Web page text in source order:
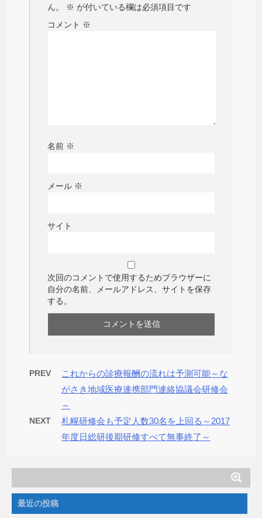
ん。
※ が付いている欄は必須項目です
コメント ※
名前 ※
メール ※
サイト
次回のコメントで使用するためブラウザーに
自分の名前、メールアドレス、サイトを保存
する。
PREV
これからの診療報酬の流れは予測可能～な
がさき地域医療連携部門連絡協議会研修会
～
NEXT
札幌研修会も予定人数30名を上回る～2017
年度日総研後期研修すべて無事終了～
最近の投稿